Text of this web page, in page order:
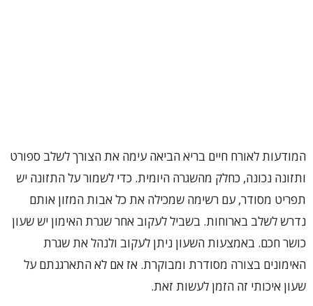
המודעות לאורח חיים בריא הביאה עימה את הצורך לשלב ספורט
ותזונה נכונה, כחלק מהשגרה היומית. כדי לשמור על התזונה יש
תפריט מסודר, עם רשימה שמכילה את כל אבות המזון אותם
נדרש לשלב בארוחות. בשביל לעקוב אחר שגרת האימון יש שעון
כושר חכם. באמצעות השעון ניתן לעקוב ולנהל את שגרת
האימונים בצורה מסודרת ומבוקרת. אז אם לא התארגנתם על
שעון איכותי זה הזמן לעשות זאת.